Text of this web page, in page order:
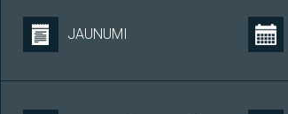
JAUNUMI